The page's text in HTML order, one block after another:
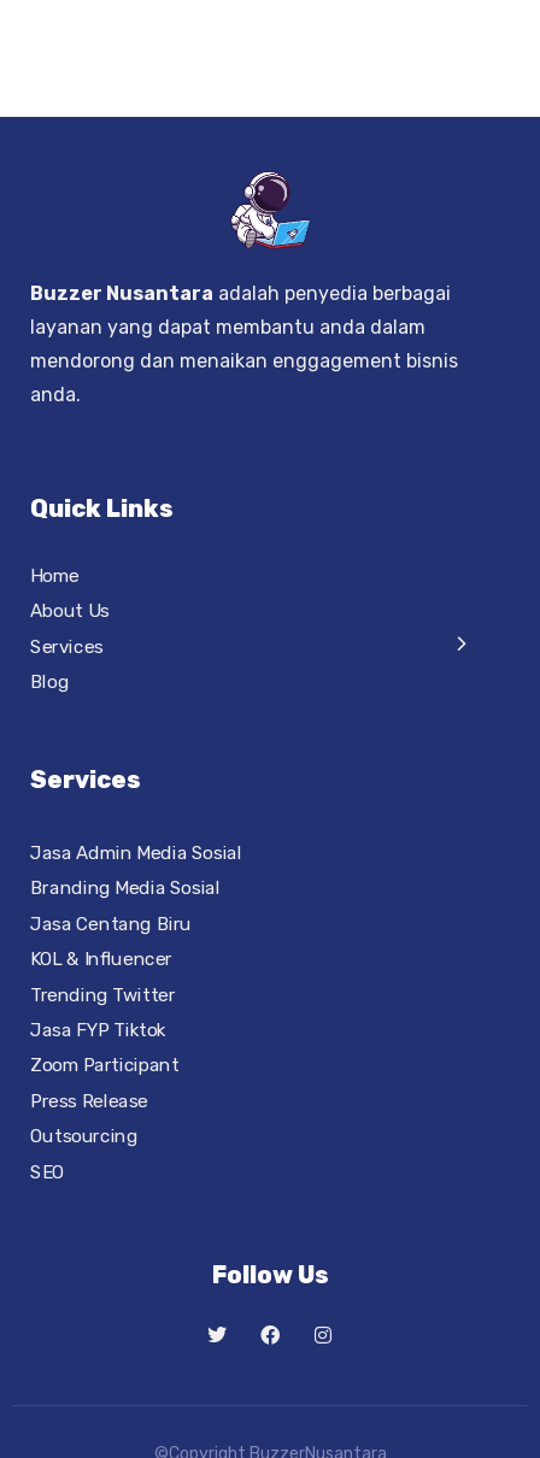
Buzzer Nusantara adalah penyedia berbagai
layanan yang dapat membantu anda dalam
mendorong dan menaikan enggagement bisnis
anda.
Quick Links
Home
About Us
Services
Blog
Services
Jasa Admin Media Sosial
Branding Media Sosial
Jasa Centang Biru
KOL & Influencer
Trending Twitter
Jasa FYP Tiktok
Zoom Participant
Press Release
Outsourcing
SEO
Follow Us
©Copyright BuzzerNusantara